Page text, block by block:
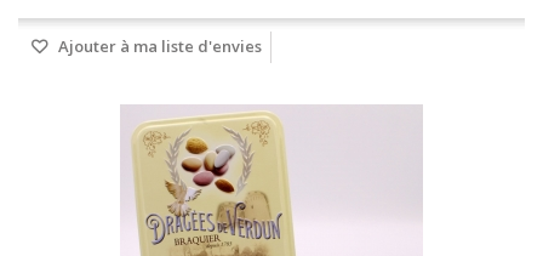
Ajouter à ma liste d'envies